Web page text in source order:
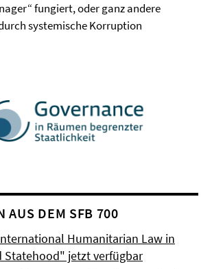
fungiert, oder ganz andere
systemische Korruption
AUS DEM SFB 700
Humanitarian Law in
Statehood" jetzt verfügbar